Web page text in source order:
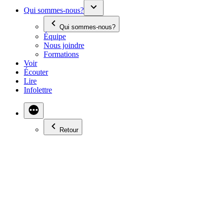
Qui sommes-nous?
Qui sommes-nous?
Équipe
Nous joindre
Formations
Voir
Écouter
Lire
Infolettre
Retour